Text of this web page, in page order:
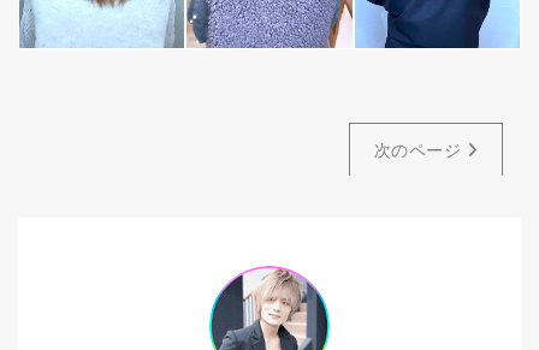
次のページ